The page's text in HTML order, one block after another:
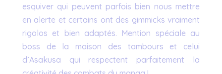
esquiver qui peuvent parfois bien nous mettre
en alerte et certains ont des gimmicks vraiment
rigolos et bien adaptés. Mention spéciale au
boss de la maison des tambours et celui
d’Asakusa qui respectent parfaitement la